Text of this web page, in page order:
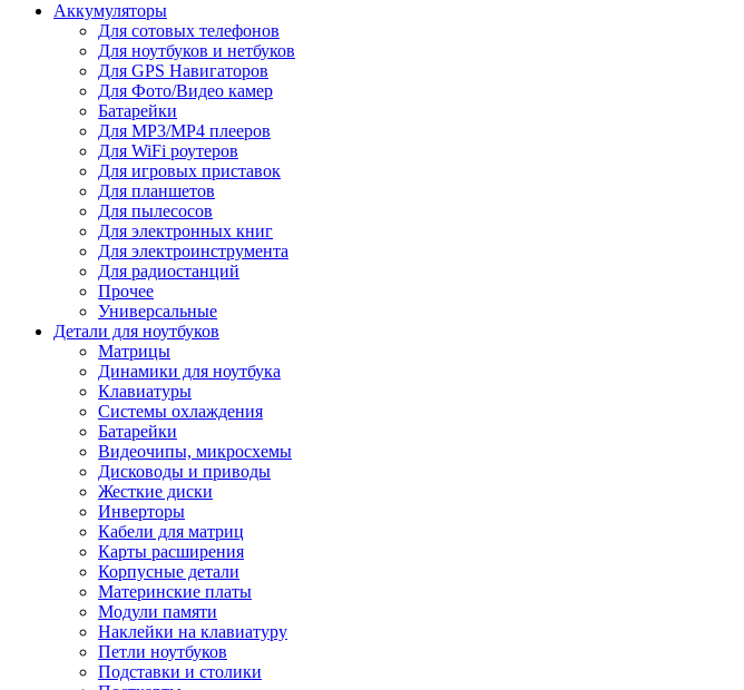
Аккумуляторы
Для сотовых телефонов
Для ноутбуков и нетбуков
Для GPS Навигаторов
Для Фото/Видео камер
Батарейки
Для MP3/MP4 плееров
Для WiFi роутеров
Для игровых приставок
Для планшетов
Для пылесосов
Для электронных книг
Для электроинструмента
Для радиостанций
Прочее
Универсальные
Детали для ноутбуков
Матрицы
Динамики для ноутбука
Клавиатуры
Системы охлаждения
Батарейки
Видеочипы, микросхемы
Дисководы и приводы
Жесткие диски
Инверторы
Кабели для матриц
Карты расширения
Корпусные детали
Материнские платы
Модули памяти
Наклейки на клавиатуру
Петли ноутбуков
Подставки и столики